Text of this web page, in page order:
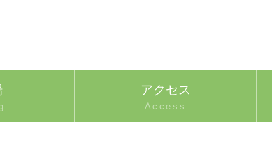
アクセス
Access